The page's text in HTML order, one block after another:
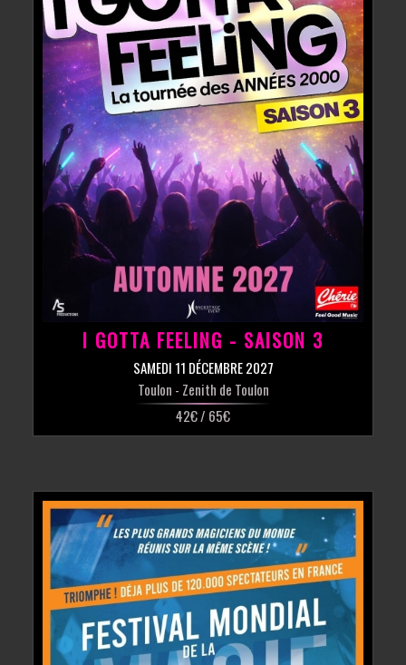
I GOTTA FEELING - SAISON 3
SAMEDI 11 DÉCEMBRE 2027
Toulon - Zenith de Toulon
42€ / 65€